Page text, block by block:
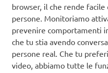
browser, il che rende
persone. Monitoriamo
prevenire comportamenti
che tu stia avendo
persone real. Che tu
video, abbiamo tutte le